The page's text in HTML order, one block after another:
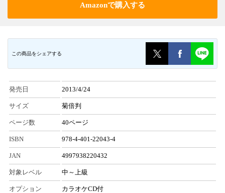
Amazonで購入する
この商品をシェアする
発売日 2013/4/24
サイズ 菊倍判
ページ数 40ページ
ISBN 978-4-401-22043-4
JAN 4997938220432
対象レベル 中～上級
オプション カラオケCD付